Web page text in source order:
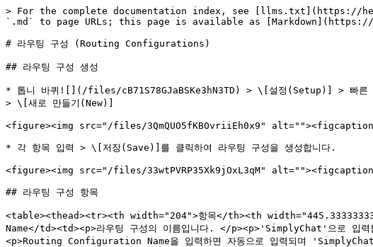
> For the complete documentation index, see [llms.txt](https://
`.md` to page URLs; this page is available as
# 라우팅 구성 (Routing Configurations)
## 라우팅 구성 생성
* 톱니 바퀴![](/files/cB71S78GJaBSKe3hN3TD) > \[설정(Setup)] > 빠
> \[새로 만들기(New)]
<figure><img src="/files/3QmQUO5fKBOvriiEh0x9"
* 각 항목 입력 > \[저장(Save)]를 클릭하여 라우팅 구성을 생성합니다.
<figure><img src="/files/33wtPVRP35Xk9jOxL3qM"
## 라우팅 구성 항목
<table><thead><tr><th width="204">항목</th><th
Name</td><td><p>라우팅 구성의 이름입니다. </p><p>'SimplyChat'으로
<p>Routing Configuration Name을 입력하면 자동으로 입력되며